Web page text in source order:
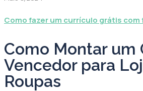
Como fazer um currículo grátis
Como Montar um
Vencedor para
Roupas